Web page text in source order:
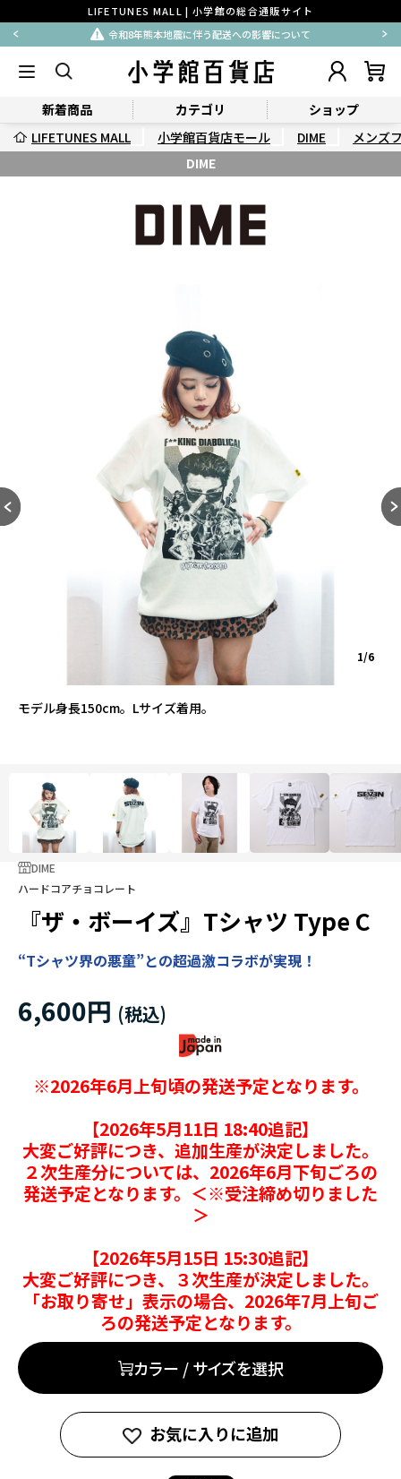
LIFETUNES MALL | 小学館の総合通販サイト
令和8年熊本地震に伴う配送への影響について
新着商品 カテゴリ
ショップ
LIFETUNES MALL
小学館百貨店モール DIME
メンズ
DIME
モデル身長150cm。Lサイズ着用。
1/6
DIME
ハードコアチョコレート
『ザ・ボーイズ』Tシャツ Type C
“Tシャツ界の悪童”との超過激コラボが実現！
6,600円
※2026年6月上旬頃の発送予定となります。
【2026年5月11日 18:40追記】
大変ご好評につき、追加生産が決定しました。
２次生産分については、2026年6月下旬ごろの
発送予定となります。＜※受注締め切りました
＞
【2026年5月15日 15:30追記】
大変ご好評につき、３次生産が決定しました。
「お取り寄せ」表示の場合、2026年7月上旬ご
ろの発送予定となります。
カラー / サイズを選択
お気に入りに追加